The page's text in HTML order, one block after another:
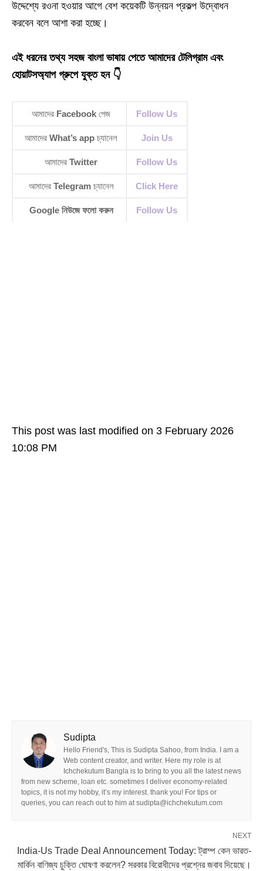
উদ্দেশ্যে রওনা হওয়ার আগে বেশ কয়েকটি উন্নয়ন প্রকল্প উদ্বোধন
করবেন বলে আশা করা হচ্ছে।
এই ধরনের তথ্য সহজ বাংলা ভাষায় পেতে আমাদের টেলিগ্রাম এবং
হোয়াটসঅ্যাপ গ্রুপে যুক্ত হন 👇
আমাদের Facebook পেজ Follow Us
আমাদের What’s appচ্যানেল Join Us
আমাদের Twitter Follow Us
আমাদের Telegramচ্যানেল Click Here
Google নিউজে ফলো করুন Follow Us
This post was last modified on 3 February 2026
10:08 PM
Sudipta
Hello Friend's, This is Sudipta Sahoo, from India. I am a
Web content creator, and writer. Here my role is at
Ichchekutum Bangla is to bring to you all the latest news
from new scheme, loan etc. sometimes I deliver economy-related
topics, it is not my hobby, it’s my interest. thank you! For tips or
queries, you can reach out to him at sudipta@ichchekutum.com
NEXT
India-Us Trade Deal Announcement Today: ট্রাম্প কেন ভারত-
মার্কিন বাণিজ্য চুক্তি ঘোষণা করলেন? সরকার বিরোধীদের প্রশ্নের জবাব দিয়েছে।